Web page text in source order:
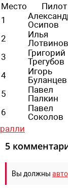
Место
Пилот
1
Осипов
2
Илья
Лотвинов
3
Григорий
Трегубов
4
Игорь
Буланцев
5
Павел
Палкин
6
Павел
Соколов
ралли
5
Вы должны